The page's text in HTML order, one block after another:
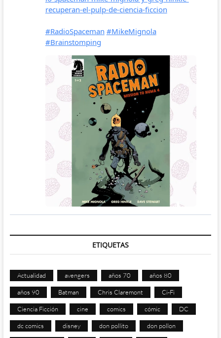
ETIQUETAS
Actualidad avengers años 70 años 80
años 90 Batman Chris Claremont Ci-Fi
Ciencia Ficción cine comics cómic DC
dc comics disney don pollito don pollon